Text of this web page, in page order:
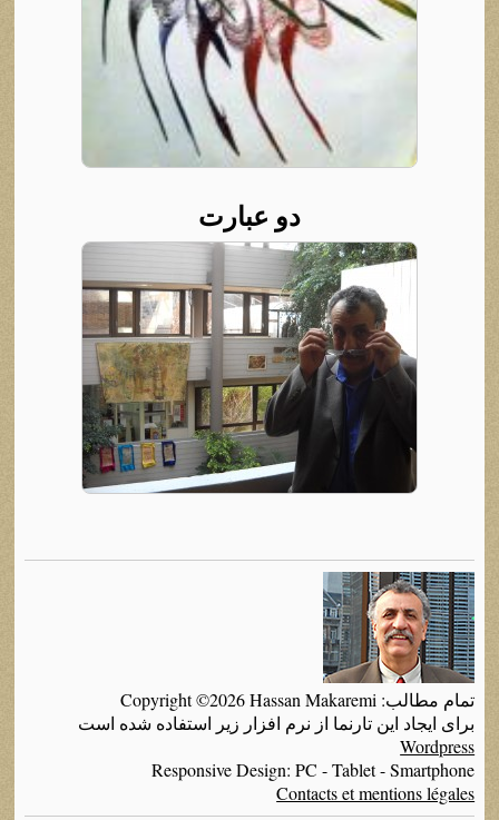
دو عبارت
تمام مطالب: Copyright ©2026 Hassan Makaremi
برای ایجاد این تارنما از نرم افزار زیر استفاده شده است
Wordpress
Responsive Design: PC - Tablet - Smartphone
Contacts et mentions légales